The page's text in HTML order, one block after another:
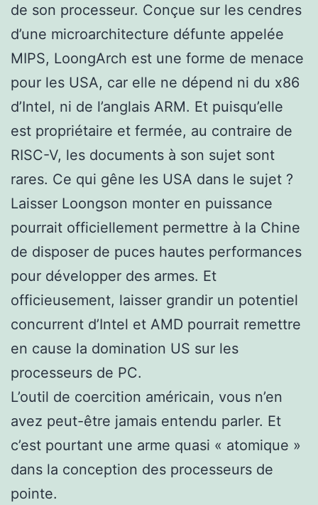
de son processeur. Conçue sur les cendres
d’une microarchitecture défunte appelée
MIPS, LoongArch est une forme de menace
pour les USA, car elle ne dépend ni du x86
d’Intel, ni de l’anglais ARM. Et puisqu’elle
est propriétaire et fermée, au contraire de
RISC-V, les documents à son sujet sont
rares. Ce qui gêne les USA dans le sujet ?
Laisser Loongson monter en puissance
pourrait officiellement permettre à la Chine
de disposer de puces hautes performances
pour développer des armes. Et
officieusement, laisser grandir un potentiel
concurrent d’Intel et AMD pourrait remettre
en cause la domination US sur les
processeurs de PC.
L’outil de coercition américain, vous n’en
avez peut-être jamais entendu parler. Et
c’est pourtant une arme quasi « atomique »
dans la conception des processeurs de
pointe.